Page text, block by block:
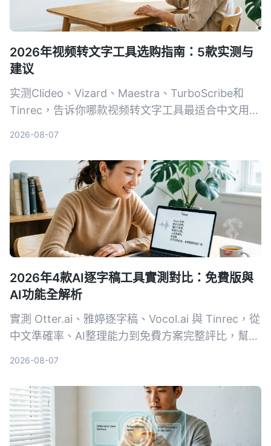
2026年视频转文字工具选购指南：5款实测与
建议
实测Clideo、Vizard、Maestra、TurboScribe和
Tinrec，告诉你哪款视频转文字工具最适合中文用
2026-08-07
2026年4款AI逐字稿工具實測對比：免費版與
AI功能全解析
實測 Otter.ai、雅婷逐字稿、Vocol.ai 與 Tinrec，從
中文準確率、AI整理能力到免費方案完整評比，幫你
2026-08-07